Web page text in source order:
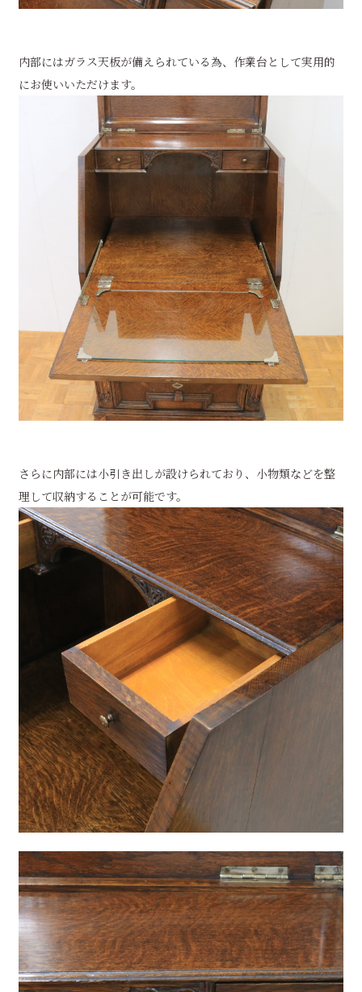
内部にはガラス天板が備えられている為、作業台として実用的
にお使いいただけます。
さらに内部には小引き出しが設けられており、小物類などを整
理して収納することが可能です。